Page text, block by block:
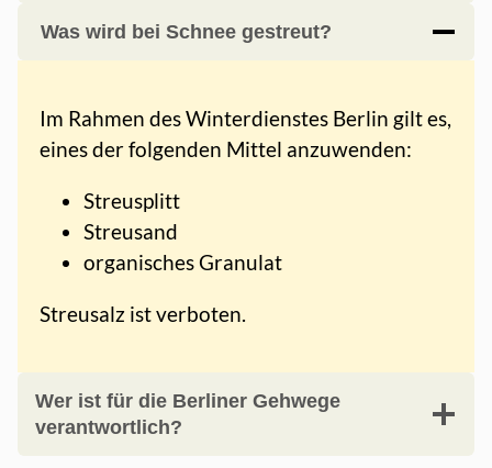
Was wird bei Schnee gestreut?
Im Rahmen des Winterdienstes Berlin gilt es,
eines der folgenden Mittel anzuwenden:
Streusplitt
Streusand
organisches Granulat
Streusalz ist verboten.
Wer ist für die Berliner Gehwege
verantwortlich?